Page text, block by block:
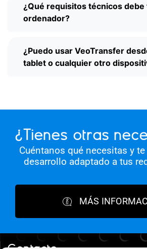
¿Qué requisitos técnicos
ordenador?
¿Puedo usar VeoTransfer
tablet o cualquier otro
¿Tienes otras
Cuéntanos qué necesitas y
desarrollo adaptado a tus
MÁS